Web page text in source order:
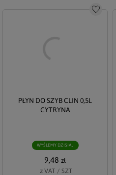
Do
PŁYN DO SZYB CLIN 0,5L
CYTRYNA
WYŚLEMY DZISIAJ
9,48 zł
z VAT / SZT